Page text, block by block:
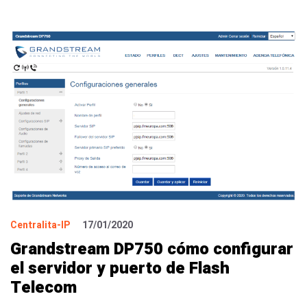
Centralita-IP 17/01/2020
Grandstream DP750 cómo configurar
el servidor y puerto de Flash
Telecom